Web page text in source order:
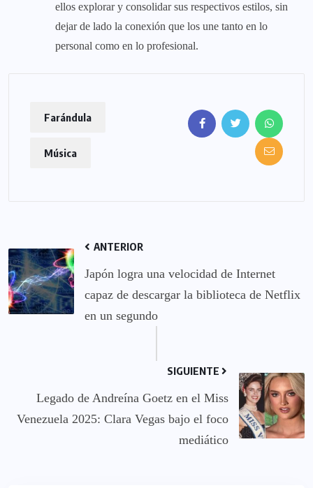
ellos explorar y consolidar sus respectivos estilos, sin
dejar de lado la conexión que los une tanto en lo
personal como en lo profesional.
Farándula
Música
ANTERIOR
Japón logra una velocidad de Internet
capaz de descargar la biblioteca de Netflix
en un segundo
SIGUIENTE
Legado de Andreína Goetz en el Miss
Venezuela 2025: Clara Vegas bajo el foco
mediático